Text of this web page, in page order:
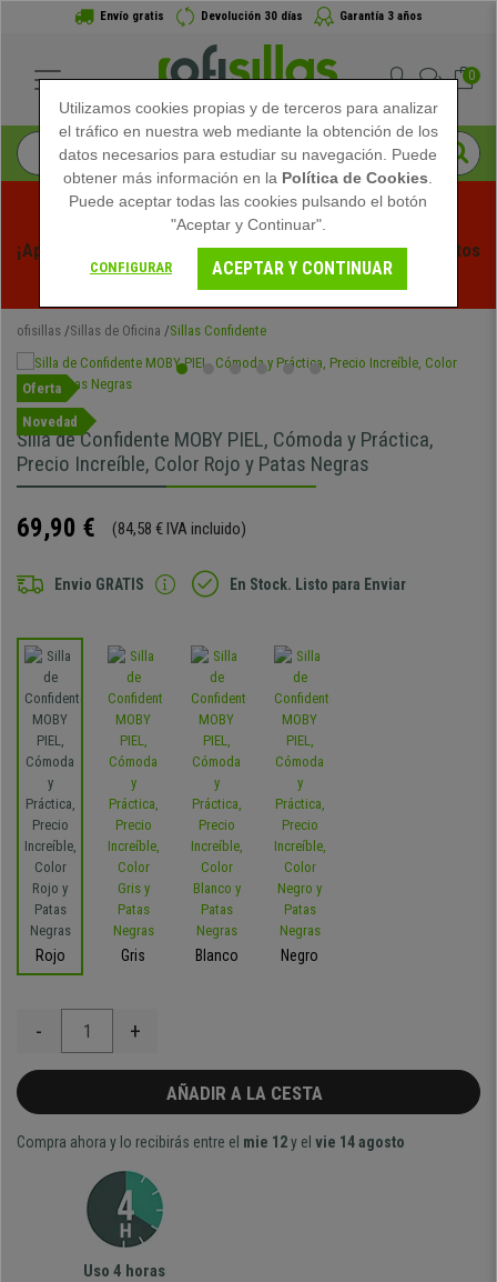
Envío gratis Devolución 30 días Garantía 3 años
0
¡Aprovecha las Rebajas de Verano en Ofisillas! Descuentos
Exclusivos por Tiempo Limitado - Ver Promo
ofisillas Sillas de Oficina Sillas Confidente
Oferta
Novedad
Silla de Confidente MOBY PIEL, Cómoda y Práctica,
Precio Increíble, Color Rojo y Patas Negras
69,90 € (84,58 € IVA incluido)
Envio GRATIS En Stock. Listo para Enviar
Rojo Gris Blanco Negro
- +
AÑADIR A LA CESTA
Compra ahora y lo recibirás entre el mie 12y el vie 14 agosto
Uso 4 horas
Utilizamos cookies propias y de terceros para analizar
el tráfico en nuestra web mediante la obtención de los
datos necesarios para estudiar su navegación. Puede
obtener más información en la Política de Cookies
Puede aceptar todas las cookies pulsando el botón
"Aceptar y Continuar".
CONFIGURAR ACEPTAR Y CONTINUAR